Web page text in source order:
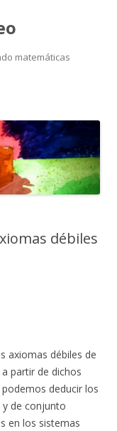
matemáticas
débiles
axiomas débiles de
partir de dichos
deducir los
y de conjunto
en los sistemas